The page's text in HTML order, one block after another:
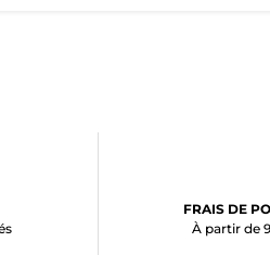
FRAIS DE
À partir de